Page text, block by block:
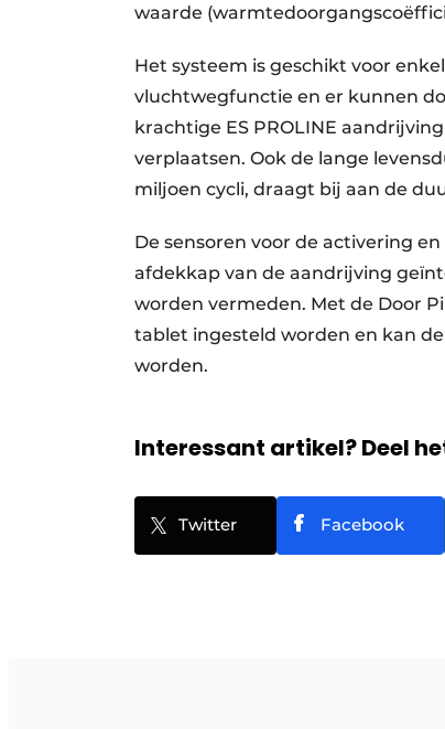
waarde
Het systeem is geschikt voor
vluchtwegfunctie en er kunnen
krachtige ES PROLINE
verplaatsen. Ook de lange
miljoen cycli, draagt bij aan de
De sensoren voor de activering
afdekkap van de aandrijving
worden vermeden. Met de Door
tablet ingesteld worden en kan
worden.
Interessant artikel? Deel
Twitter Facebook